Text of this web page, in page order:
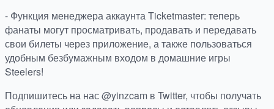
- Функция менеджера аккаунта Ticketmaster: теперь
фанаты могут просматривать, продавать и передавать
свои билеты через приложение, а также пользоваться
удобным безбумажным входом в домашние игры
Steelers!
Подпишитесь на нас @yinzcam в Twitter, чтобы получать